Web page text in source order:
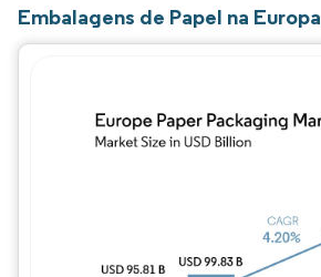
Embalagens de Papel na Europa